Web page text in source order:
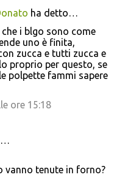
ha detto…
i blgo sono come
uno è finita,
zucca e tutti zucca e
proprio per questo, se
polpette fammi sapere
ore 15:18
vanno tenute in forno?